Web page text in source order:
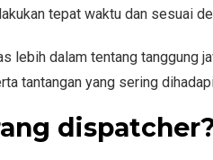
tepat waktu dan sesuai
lebih dalam tentang
tantangan yang sering